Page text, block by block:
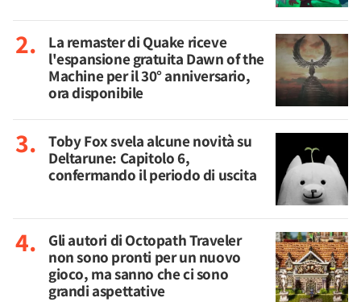
La remaster di Quake riceve
l'espansione gratuita Dawn of the
Machine per il 30° anniversario,
ora disponibile
Toby Fox svela alcune novità su
Deltarune: Capitolo 6,
confermando il periodo di uscita
Gli autori di Octopath Traveler
non sono pronti per un nuovo
gioco, ma sanno che ci sono
grandi aspettative